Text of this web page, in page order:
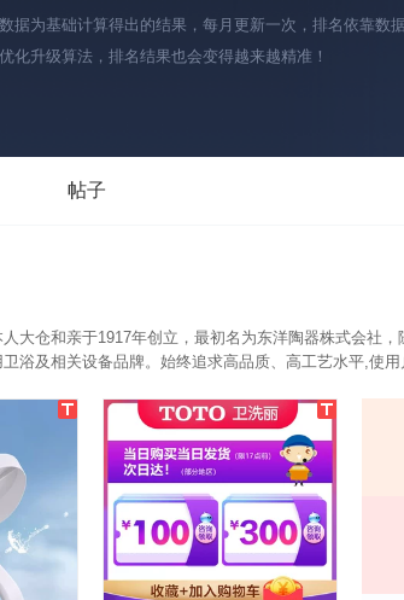
据为基础计算得出的结果，每月更新一次，排名依靠数
化升级算法，排名结果也会变得越来越精准！
帖子
大仓和亲于1917年创立，最初名为东洋陶器株式会社
浴及相关设备品牌。始终追求高品质、高工艺水平,使
而使得不易滋生细菌。